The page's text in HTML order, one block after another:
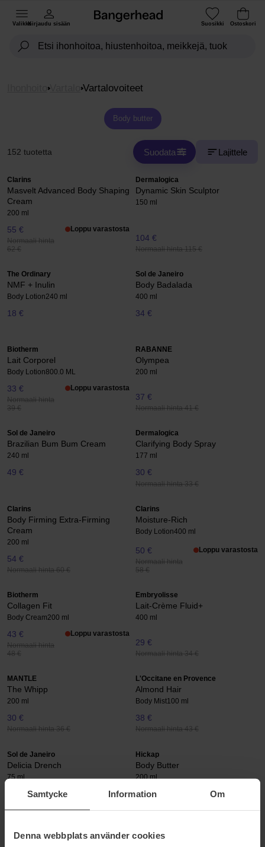
Samtycke Information Om
Denna webbplats använder cookies
ValikkoKirjaudu sisään Suosikki Ostoskori
Vartalo Vartalovoiteet
Body butter
152 tuotetta Suodata Lajittele
Clarins
Masvelt Advanced Body Shaping
Cream
200 ml
55 €
Normaali hinta
62 €
Loppu varastosta
Dermalogica
Dynamic Skin Sculptor
150 ml
104 €
Normaali hinta 115 €
The Ordinary
NMF + Inulin
Body Lotion240 ml
18 €
Sol de Janeiro
Body Badalada
400 ml
34 €
Biotherm
Lait Corporel
Body Lotion800.0 ML
33 €
Normaali hinta
39 €
Loppu varastosta
RABANNE
Olympea
200 ml
37 €
Normaali hinta 41 €
Sol de Janeiro
Brazilian Bum Bum Cream
240 ml
49 €
Dermalogica
Clarifying Body Spray
177 ml
30 €
Normaali hinta 33 €
Clarins
Body Firming Extra-Firming
Cream
200 ml
54 €
Normaali hinta 60 €
Clarins
Moisture-Rich
Body Lotion400 ml
50 €
Normaali hinta
58 €
Loppu varastosta
Biotherm
Collagen Fit
Body Cream200 ml
43 €
Normaali hinta
48 €
Loppu varastosta
Embryolisse
Lait-Crème Fluid+
400 ml
29 €
Normaali hinta 34 €
MANTLE
The Whipp
200 ml
30 €
Normaali hinta 36 €
L'Occitane en Provence
Almond Hair
Body Mist100 ml
38 €
Normaali hinta 43 €
Sol de Janeiro
Delicia Drench
75 ml
Hickap
Body Butter
200 ml
17 € Loppu varastosta
Body Lotion Energy Green Tea Coconut Breeze